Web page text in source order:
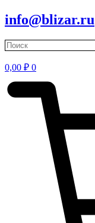
info@blizar.ru
0,00 ₽ 0